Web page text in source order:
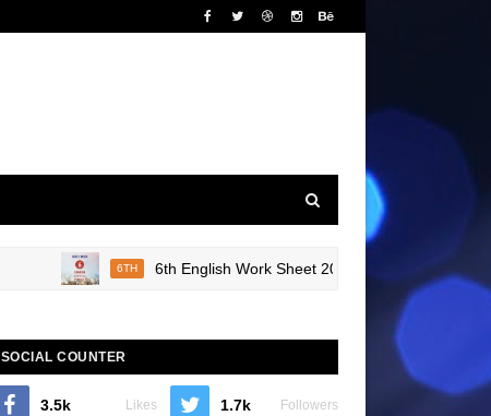
6TH 6th English Work Sheet 20 Bridge Course Book
SOCIAL COUNTER
3.5k Likes 1.7k Followers